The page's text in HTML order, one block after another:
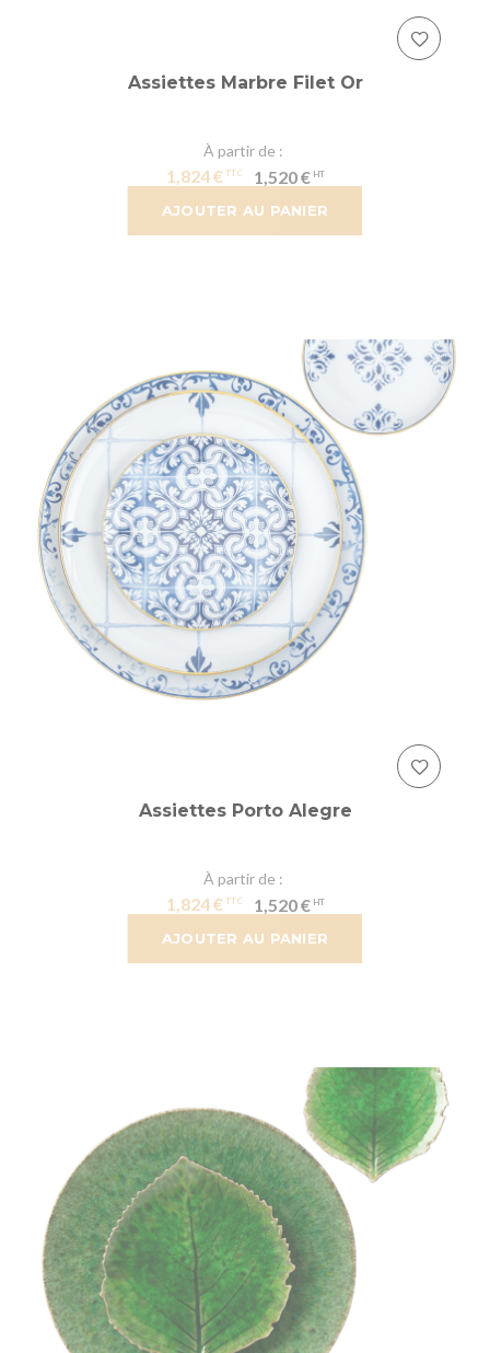
AJOUTER AU PANIER
Assiettes Marbre Filet Or
À partir de
1,824 € 1,520 €
AJOUTER AU PANIER
Assiettes Porto Alegre
À partir de
1,824 € 1,520 €